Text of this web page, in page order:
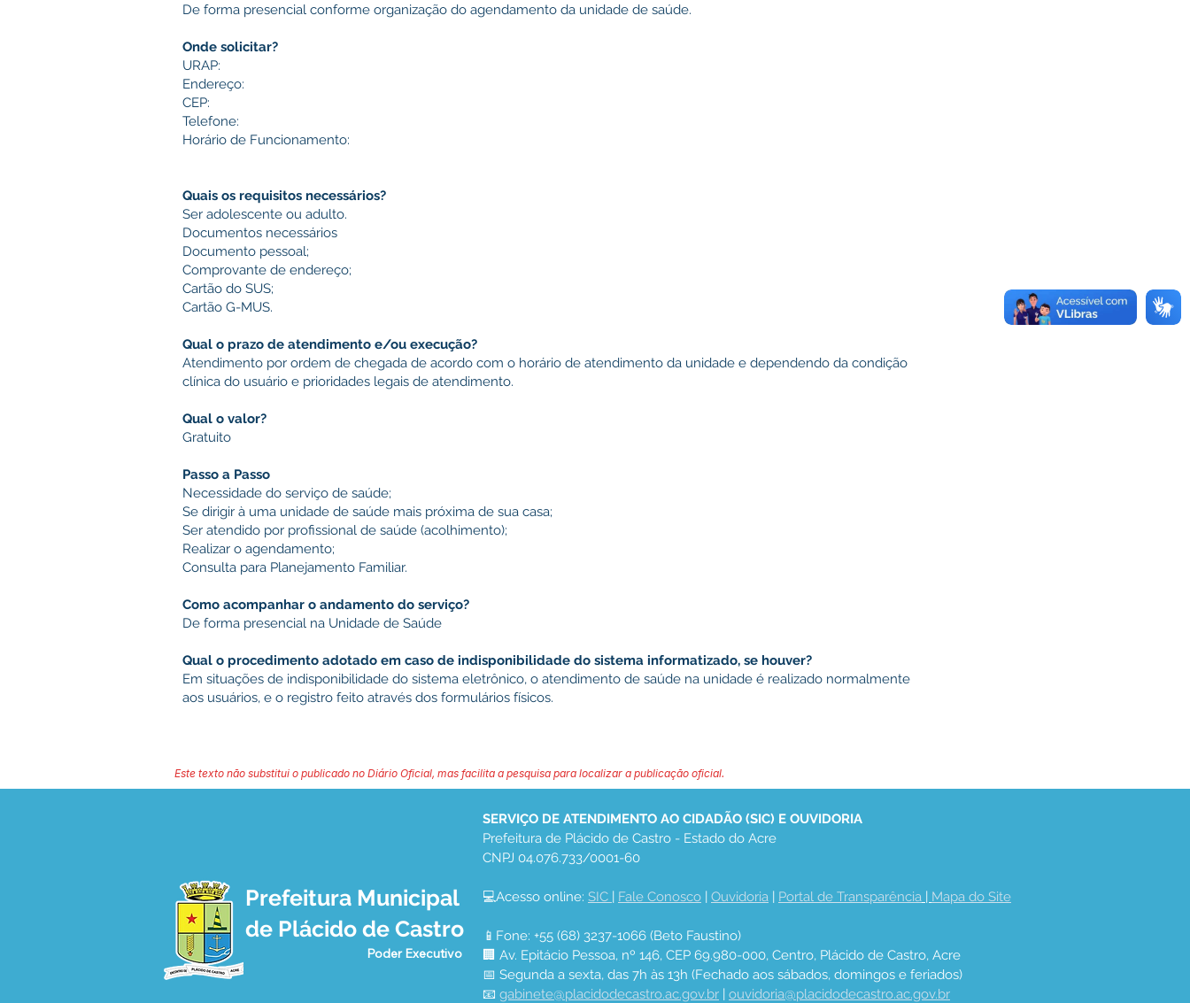
De forma presencial conforme organização do agendamento da unidade de saúde.
Onde solicitar?
URAP:
Endereço:
CEP:
Telefone:
Horário de Funcionamento:
Quais os requisitos necessários?
Ser adolescente ou adulto.
Documentos necessários
Documento pessoal;
Comprovante de endereço;
Cartão do SUS;
Cartão G-MUS.
Qual o prazo de atendimento e/ou execução?
Atendimento por ordem de chegada de acordo com o horário de atendimento da unidade e dependendo da condição
clínica do usuário e prioridades legais de atendimento.
Qual o valor?
Gratuito
Passo a Passo
Necessidade do serviço de saúde;
Se dirigir à uma unidade de saúde mais próxima de sua casa;
Ser atendido por profissional de saúde (acolhimento);
Realizar o agendamento;
Consulta para Planejamento Familiar.
Como acompanhar o andamento do serviço?
De forma presencial na Unidade de Saúde
Qual o procedimento adotado em caso de indisponibilidade do sistema informatizado, se houver?
Em situações de indisponibilidade do sistema eletrônico, o atendimento de saúde na unidade é realizado normalmente
aos usuários, e o registro feito através dos formulários físicos.
Este texto não substitui o publicado no Diário Oficial, mas facilita a pesquisa para localizar a publicação oficial.
Prefeitura Municipal
de Plácido de Castro
Poder Executivo
SERVIÇO DE ATENDIMENTO AO CIDADÃO (SIC) E OUVIDORIA
Prefeitura de Plácido de Castro - Estado do Acre
CNPJ 04.076.733/0001-60
💻Acesso online: SIC | Fale Conosco | Ouvidoria | Portal de Transparência | Mapa do Site
📱Fone: +55 (68) 3237-1066 (Beto Faustino)
🏢 Av. Epitácio Pessoa, nº 146, CEP 69.980-000, Centro, Plácido de Castro, Acre
📅 Segunda a sexta, das 7h às 13h (Fechado aos sábados, domingos e feriados)
📧 gabinete@placidodecastro.ac.gov.br | ouvidoria@placidodecastro.ac.gov.br